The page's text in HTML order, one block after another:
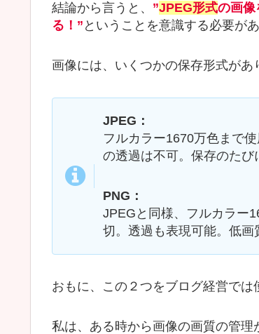
結論から言うと、 ”JPEG形式の画像
る！” ということを意識する必要があ
画像には、いくつかの保存形式があ
JPEG：
フルカラー1670万色まで
の透過は不可。保存のたび
PNG：
JPEGと同様、フルカラー
切。透過も表現可能。低画
おもに、この２つをブログ経営では
私は、ある時から画像の画質の管